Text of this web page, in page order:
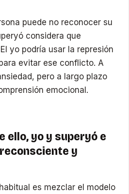
puede no reconocer su
considera que
yo podría usar la represión
evitar ese conflicto. A
pero a largo plazo
emocional.
ello, yo y superyó e
y
es mezclar el modelo